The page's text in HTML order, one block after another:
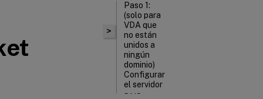
>
Paso 1:
(solo para
VDA que
no están
unidos a
ningún
dominio)
Configurar
el servidor
DNS